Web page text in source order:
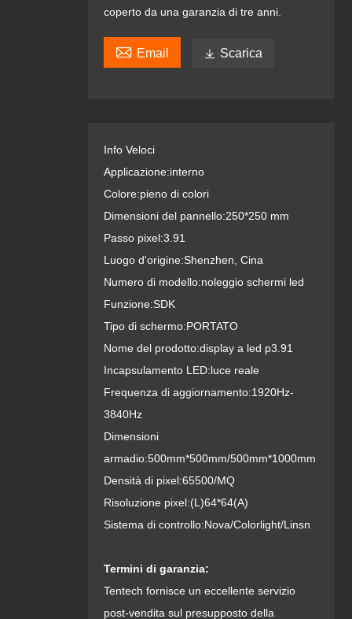
coperto da una garanzia di tre anni.
 Email  Scarica
Info Veloci
Applicazione:interno
Colore:pieno di colori
Dimensioni del pannello:250*250 mm
Passo pixel:3.91
Luogo d'origine:Shenzhen, Cina
Numero di modello:noleggio schermi led
Funzione:SDK
Tipo di schermo:PORTATO
Nome del prodotto:display a led p3.91
Incapsulamento LED:luce reale
Frequenza di aggiornamento:1920Hz-
3840Hz
Dimensioni
armadio:500mm*500mm/500mm*1000mm
Densità di pixel:65500/MQ
Risoluzione pixel:(L)64*64(A)
Sistema di controllo:Nova/Colorlight/Linsn
Termini di garanzia:
Tentech fornisce un eccellente servizio
post-vendita sul presupposto della